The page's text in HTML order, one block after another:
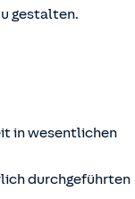
gestalten.
in wesentlichen
durchgeführten